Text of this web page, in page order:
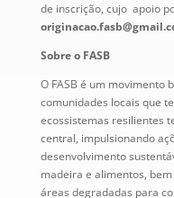
de inscrição, cujo apoio
Sobre o FASB
O FASB é um movimento
comunidades locais que
ecossistemas resilientes
central, impulsionando
desenvolvimento
madeira e alimentos,
áreas degradadas para